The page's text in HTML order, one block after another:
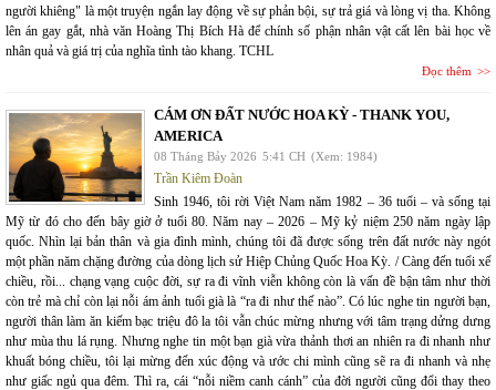
người khiêng" là một truyện ngắn lay động về sự phản bội, sự trả giá và lòng vị tha. Không
lên án gay gắt, nhà văn Hoàng Thị Bích Hà để chính số phận nhân vật cất lên bài học về
nhân quả và giá trị của nghĩa tình tào khang. TCHL
Đọc thêm
CÁM ƠN ĐẤT NƯỚC HOA KỲ - THANK YOU,
AMERICA
08 Tháng Bảy 2026 5:41 CH (Xem: 1984)
Trần Kiêm Đoàn
Sinh 1946, tôi rời Việt Nam năm 1982 – 36 tuổi – và sống tại
Mỹ từ đó cho đến bây giờ ở tuổi 80. Năm nay – 2026 – Mỹ kỷ niệm 250 năm ngày lập
quốc. Nhìn lại bản thân và gia đình mình, chúng tôi đã được sống trên đất nước này ngót
một phần năm chặng đường của dòng lịch sử Hiệp Chủng Quốc Hoa Kỳ. / Càng đến tuổi xế
chiều, rồi... chạng vạng cuộc đời, sự ra đi vĩnh viễn không còn là vấn đề bận tâm như thời
còn trẻ mà chỉ còn lại nỗi ám ảnh tuổi già là “ra đi như thế nào”. Có lúc nghe tin người bạn,
người thân làm ăn kiếm bạc triệu đô la tôi vẫn chúc mừng nhưng với tâm trạng dửng dưng
như mùa thu lá rụng. Nhưng nghe tin một bạn già vừa thảnh thơi an nhiên ra đi nhanh như
khuất bóng chiều, tôi lại mừng đến xúc động và ước chi mình cũng sẽ ra đi nhanh và nhẹ
như giấc ngủ qua đêm. Thì ra, cái “nỗi niềm canh cánh” của đời người cũng đổi thay theo